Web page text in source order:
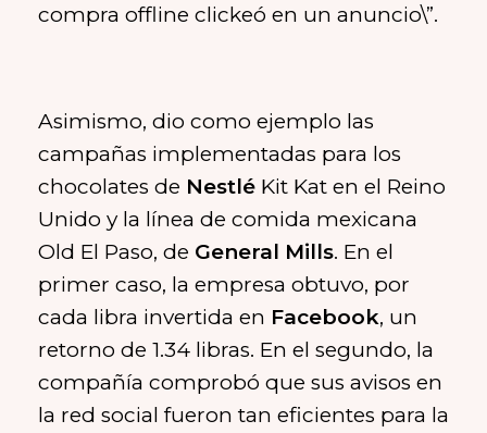
compra offline clickeó en un anuncio\”.
Asimismo, dio como ejemplo las
campañas implementadas para los
chocolates de Nestlé Kit Kat en el Reino
Unido y la línea de comida mexicana
Old El Paso, de General Mills. En el
primer caso, la empresa obtuvo, por
cada libra invertida en Facebook, un
retorno de 1.34 libras. En el segundo, la
compañía comprobó que sus avisos en
la red social fueron tan eficientes para la